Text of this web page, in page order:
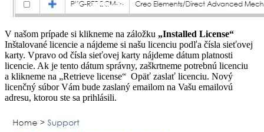
V našom prípade si klikneme na záložku „Installed License“
Inštalované licencie a nájdeme si našu licenciu podľa čísla sieťovej
karty. Vpravo od čísla sieťovej karty nájdeme dátum platnosti
licencie. Ak je tento dátum správny, zaškrtneme potrebnú licenciu
a klikneme na „Retrieve license“ Opäť zaslať licenciu. Nový
licenčný súbor Vám bude zaslaný emailom na Vašu emailovú
adresu, ktorou ste sa prihlásili.